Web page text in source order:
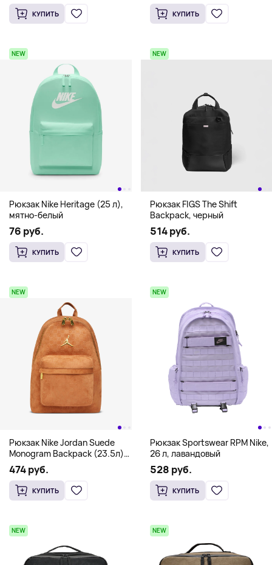
КУПИТЬ КУПИТЬ
NEW
Рюкзак Nike Heritage (25 л),
мятно-белый
76 руб.
КУПИТЬ
NEW
Рюкзак FIGS The Shift
Backpack, черный
514 руб.
КУПИТЬ
NEW
Рюкзак Nike Jordan Suede
Monogram Backpack (23.5л),
охра
474 руб.
КУПИТЬ
NEW
Рюкзак Sportswear RPM Nike,
26 л, лавандовый
528 руб.
КУПИТЬ
NEW NEW